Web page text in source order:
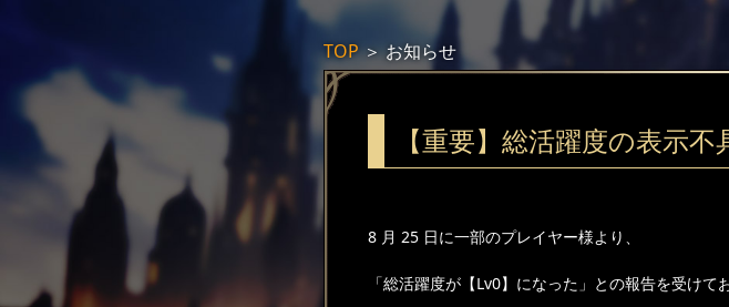
TOP＞お知らせ
【重要】総活躍度の表示
8 月 25 日に一部のプレイヤー様より、
「総活躍度が【Lv0】になった」との報告を受けて